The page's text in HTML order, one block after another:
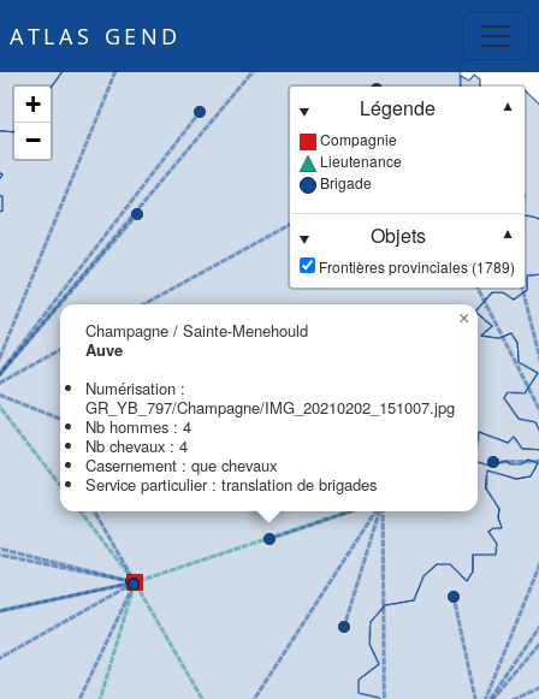
ATLAS GEND
Champagne / Sainte-Menehould
Auve
Numérisation :
GR_YB_797/Champagne/IMG_20210202_151007.jpg
Nb hommes : 4
Nb chevaux : 4
Casernement : que chevaux
Service particulier : translation de brigades
×
+
−
Légende
▼
Compagnie
Lieutenance
Brigade
Objets
▼
Frontières provinciales (1789)